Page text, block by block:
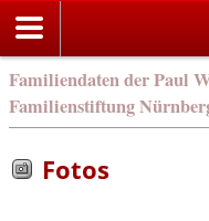
Familiendaten der Paul
Familienstiftung
Fotos